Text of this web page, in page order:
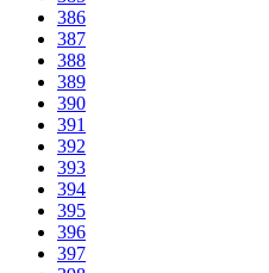
386
387
388
389
390
391
392
393
394
395
396
397